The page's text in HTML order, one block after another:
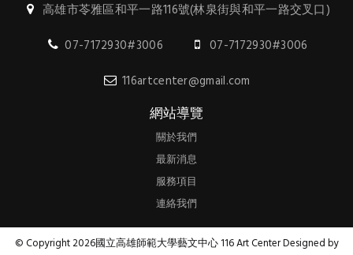
高雄市苓雅區和平一路116號(林泉街與和平一路交叉口)
07-7172930#3006
07-7172930#3006
116artcenter@gmail.com
網站導覽
關於我們
最新消息
服務項目
連絡我們
© Copyright 2026國立高雄師範大學藝文中心 116 Art Center Designed by